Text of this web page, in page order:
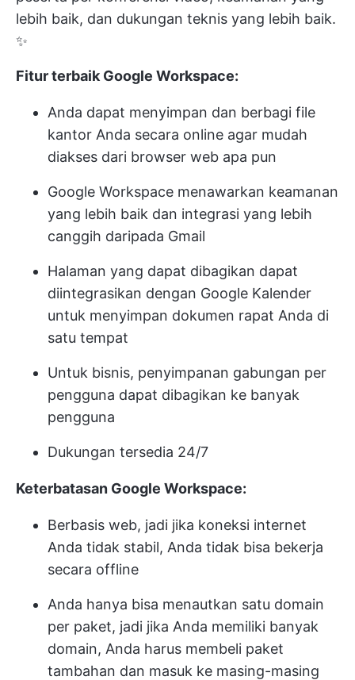
lebih baik, dan dukungan teknis yang lebih baik.
✨
Fitur terbaik Google Workspace:
Anda dapat menyimpan dan berbagi file
kantor Anda secara online agar mudah
diakses dari browser web apa pun
Google Workspace menawarkan keamanan
yang lebih baik dan integrasi yang lebih
canggih daripada Gmail
Halaman yang dapat dibagikan dapat
diintegrasikan dengan Google Kalender
untuk menyimpan dokumen rapat Anda di
satu tempat
Untuk bisnis, penyimpanan gabungan per
pengguna dapat dibagikan ke banyak
pengguna
Dukungan tersedia 24/7
Keterbatasan Google Workspace:
Berbasis web, jadi jika koneksi internet
Anda tidak stabil, Anda tidak bisa bekerja
secara offline
Anda hanya bisa menautkan satu domain
per paket, jadi jika Anda memiliki banyak
domain, Anda harus membeli paket
tambahan dan masuk ke masing-masing